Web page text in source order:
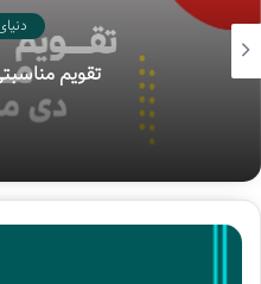
کتاب «شمیمی از رحمت
واسعه» که شامل اشارات و
حضرت سیدالشهدا
تقویم مناسبتی